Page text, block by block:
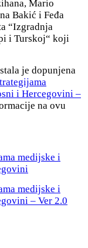
Mario
Bakić i Feđa
“Izgradnja
i Turskoj“ koji
je dopunjena
i Hercegovini –
na ovu
medijske i
medijske i
– Ver 2.0